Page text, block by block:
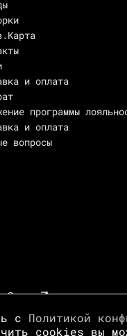
и оплата
программы
и оплата
вопросы
Зотов
с Политикой
cookies вы